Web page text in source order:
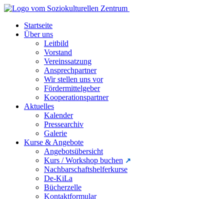
Startseite
Über uns
Leitbild
Vorstand
Vereinssatzung
Ansprechpartner
Wir stellen uns vor
Fördermittelgeber
Kooperationspartner
Aktuelles
Kalender
Pressearchiv
Galerie
Kurse & Angebote
Angebotsübersicht
Kurs / Workshop buchen
Nachbarschaftshelferkurse
De-KiLa
Bücherzelle
Kontaktformular